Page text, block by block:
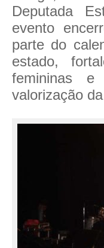
Deputada
evento
parte do
estado,
femininas
valorização